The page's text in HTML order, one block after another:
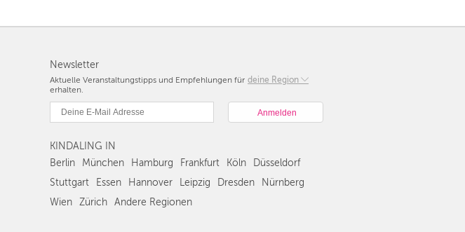
Newsletter
Aktuelle Veranstaltungstipps und Empfehlungen für deine Region
Berlin
Hamburg
Düsseldorf
Stuttgart
erhalten.
KINDALING IN
Berlin
München Hamburg Frankfurt Köln
Düsseldorf
Stuttgart
Essen Hannover Leipzig Dresden
Nürnberg
Wien
Zürich Andere Regionen